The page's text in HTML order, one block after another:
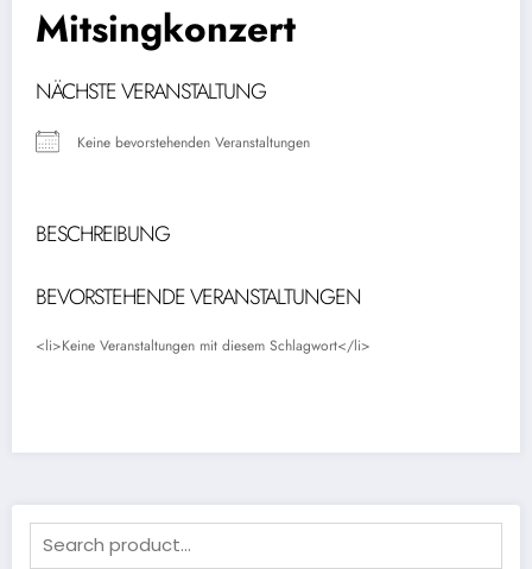
Mitsingkonzert
NÄCHSTE VERANSTALTUNG
Keine bevorstehenden Veranstaltungen
BESCHREIBUNG
BEVORSTEHENDE VERANSTALTUNGEN
<li>Keine Veranstaltungen mit diesem Schlagwort</li>